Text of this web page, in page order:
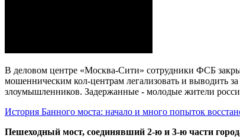
В деловом центре «Москва-Сити» сотрудники ФСБ
мошенническим кол-центрам легализовать и выводить
злоумышленников. Задержанные - молодые жители
История Банного моста: начало и много попыток
Пешеходный мост, соединявший 2-ю и 3-ю части